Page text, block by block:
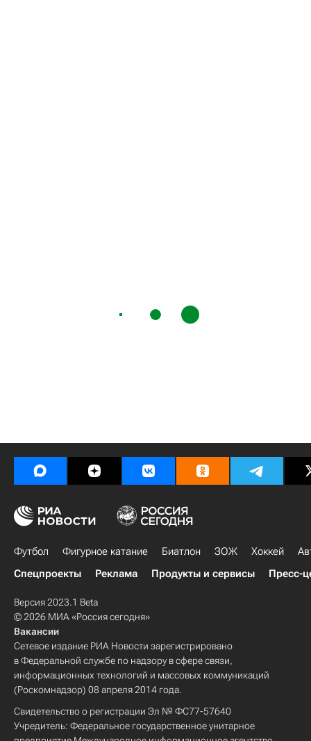
Футбол Фигурное катание Биатлон ЗОЖ Хоккей
Спецпроекты
Реклама Продукты и сервисы Пресс-
Версия 2023.1 Beta
© 2026 МИА «Россия сегодня»
Вакансии
Сетевое издание РИА Новости зарегистрировано
в Федеральной службе по надзору в сфере связи,
информационных технологий и массовых коммуникаций
(Роскомнадзор) 08 апреля 2014 года.
Свидетельство о регистрации Эл № ФС77-57640
Учредитель: Федеральное государственное унитарное